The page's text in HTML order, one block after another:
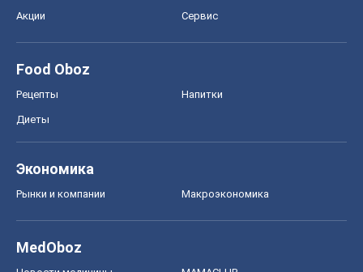
Акции Сервис
Food Oboz
Рецепты Напитки
Диеты
Экономика
Рынки и компании Mакроэкономика
MedOboz